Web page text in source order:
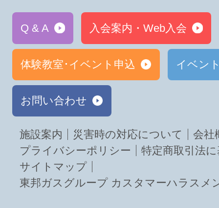
Q & A 入会案内・Web入会
体験教室･イベント申込 イベン
お問い合わせ
施設案内 災害時の対応について
会社
プライバシーポリシー
特定商取引法
サイトマップ
東邦ガスグループ カスタマーハラスメ